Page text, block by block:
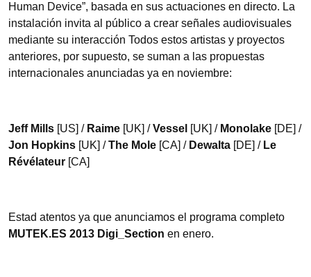
Human Device”, basada en sus actuaciones en directo. La
instalación invita al público a crear señales audiovisuales
mediante su interacción Todos estos artistas y proyectos
anteriores, por supuesto, se suman a las propuestas
internacionales anunciadas ya en noviembre:
Jeff Mills [US] / Raime [UK] / Vessel [UK] / Monolake [DE] /
Jon Hopkins [UK] / The Mole [CA] / Dewalta [DE] / Le
Révélateur [CA]
Estad atentos ya que anunciamos el programa completo
MUTEK.ES 2013 Digi_Section en enero.